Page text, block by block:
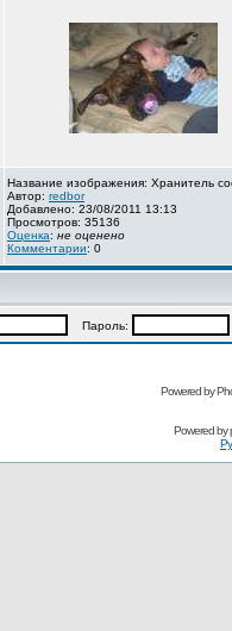
Название изображения: Хранитель
Автор: redbor
Добавлено: 23/08/2011 13:13
Просмотров: 35136
Оценка: не оценено
Комментарии: 0
Пароль:
Powered by
Powered by